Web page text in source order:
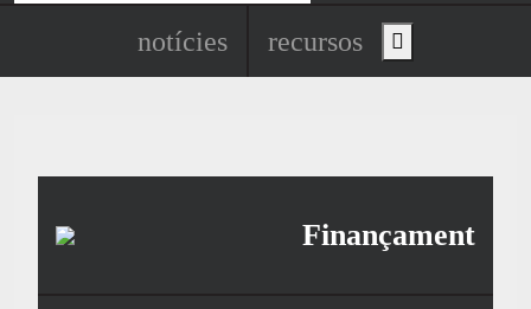
Navegació principal de
notícies recursos Show main menu
Finançament